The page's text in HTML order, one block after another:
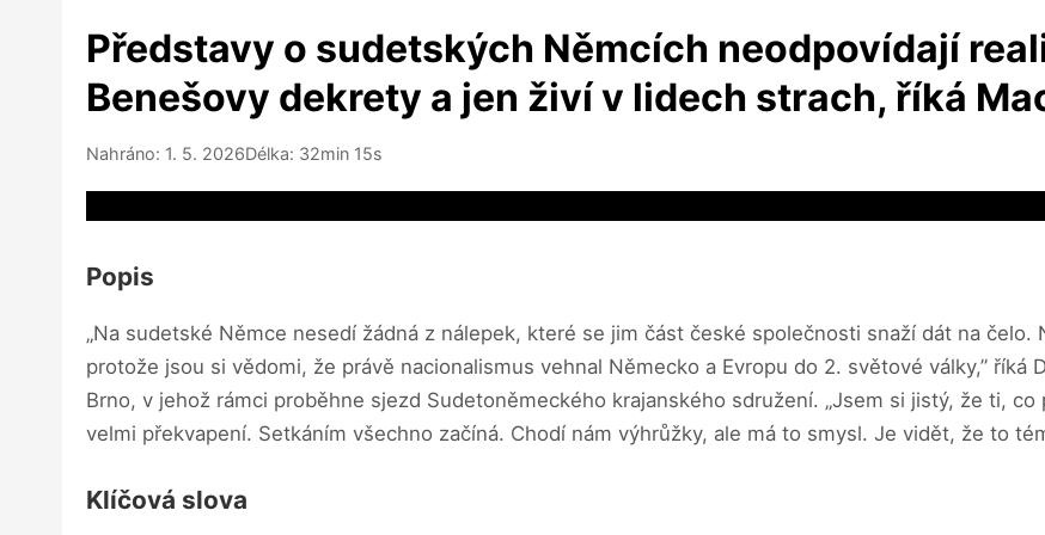
Představy o sudetských Němcích neodpovídají
Benešovy dekrety a jen živí v lidech strach, říká
Nahráno: 1. 5. 2026Délka: 32min 15s
Popis
„Na sudetské Němce nesedí žádná z nálepek, které se jim část české společnosti snaží dát na čelo.
protože jsou si vědomi, že právě nacionalismus vehnal Německo a Evropu do 2. světové války,” říká
Brno, v jehož rámci proběhne sjezd Sudetoněmeckého krajanského sdružení. „Jsem si jistý, že ti,
velmi překvapení. Setkáním všechno začíná. Chodí nám výhrůžky, ale má to smysl. Je vidět, že to
Klíčová slova